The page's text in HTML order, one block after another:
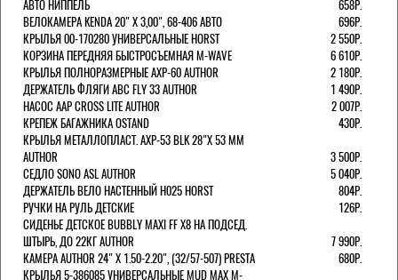
АВТО НИППЕЛЬ
658Р.
ВЕЛОКАМЕРА KENDA 20" Х 3,00", 68-406 АВТО
696Р.
КРЫЛЬЯ 00-170280 УНИВЕРСАЛЬНЫЕ HORST
2 550Р.
КОРЗИНА ПЕРЕДНЯЯ БЫСТРОСЪЕМНАЯ M-WAVE
6 610Р.
КРЫЛЬЯ ПОЛНОРАЗМЕРНЫЕ AXP-60 AUTHOR
2 180Р.
ДЕРЖАТЕЛЬ ФЛЯГИ АВС FLY 33 AUTHOR
1 490Р.
НАСОС AAP CROSS LITE AUTHOR
2 007Р.
КРЕПЕЖ БАГАЖНИКА OSTAND
430Р.
КРЫЛЬЯ МЕТАЛЛОПЛАСТ. AXP-53 BLK 28"Х 53 ММ
AUTHOR
3 500Р.
СЕДЛО SONO ASL AUTHOR
5 040Р.
ДЕРЖАТЕЛЬ ВЕЛО НАСТЕННЫЙ H025 HORST
804Р.
РУЧКИ НА РУЛЬ ДЕТСКИЕ
126Р.
СИДЕНЬЕ ДЕТСКОЕ BUBBLY MAXI FF X8 НА ПОДСЕД.
ШТЫРЬ, ДО 22КГ AUTHOR
7 990Р.
КАМЕРА AUTHOR 24" Х 1.50-2.20", (32/57-507) PRESTA
680Р.
КРЫЛЬЯ 5-386085 УНИВЕРСАЛЬНЫЕ MUD MAX M-